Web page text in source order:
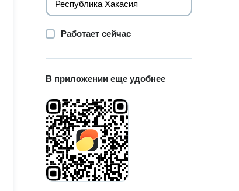
Работает сейчас
В приложении еще удобнее